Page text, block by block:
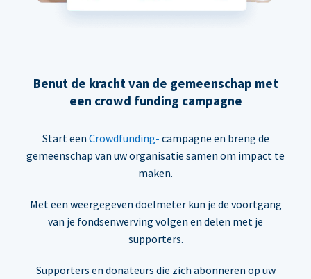
Benut de kracht van de gemeenschap met
een crowd funding campagne
Start een Crowdfunding- campagne en breng de
gemeenschap van uw organisatie samen om impact te
maken.
Met een weergegeven doelmeter kun je de voortgang
van je fondsenwerving volgen en delen met je
supporters.
Supporters en donateurs die zich abonneren op uw